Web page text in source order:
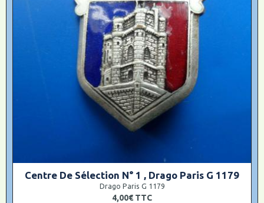
Centre De Sélection N° 1 , Drago Paris G 1179
Drago Paris G 1179
4,00€ TTC